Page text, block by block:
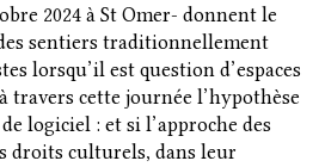
2024 à St Omer- donnent le
sentiers traditionnellement
lorsqu’il est question d’espaces
travers cette journée l’hypothèse
logiciel : et si l’approche des
droits culturels, dans leur